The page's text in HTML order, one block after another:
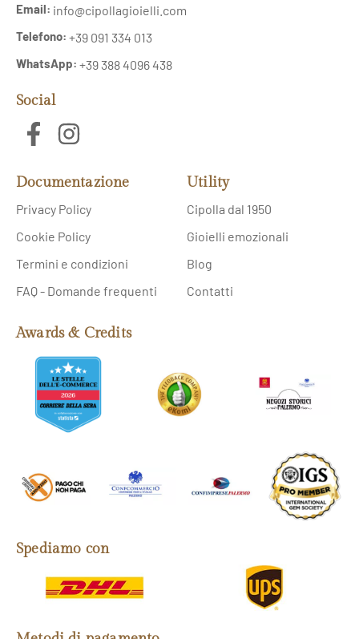
Email: info@cipollagioielli.com
Telefono: +39 091 334 013
WhatsApp: +39 388 4096 438
Social
Documentazione
Privacy Policy
Cookie Policy
Termini e condizioni
FAQ - Domande frequenti
Utility
Cipolla dal 1950
Gioielli emozionali
Blog
Contatti
Awards & Credits
Spediamo con